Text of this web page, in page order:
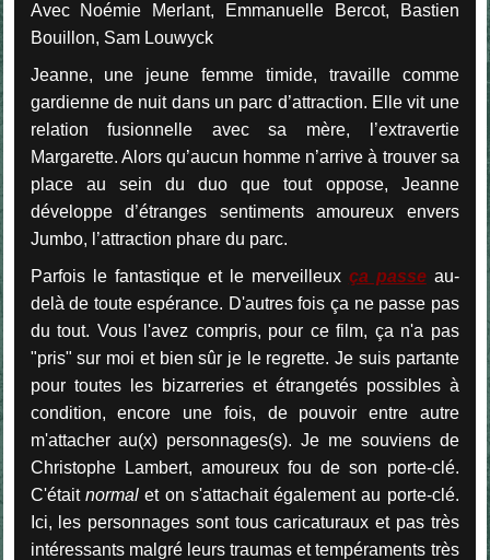
Avec Noémie Merlant, Emmanuelle Bercot, Bastien
Bouillon, Sam Louwyck
Jeanne, une jeune femme timide, travaille comme
gardienne de nuit dans un parc d’attraction. Elle vit une
relation fusionnelle avec sa mère, l’extravertie
Margarette. Alors qu’aucun homme n’arrive à trouver sa
place au sein du duo que tout oppose, Jeanne
développe d’étranges sentiments amoureux envers
Jumbo, l’attraction phare du parc.
Parfois le fantastique et le merveilleux ça passeau-
delà de toute espérance. D'autres fois ça ne passe pas
du tout. Vous l'avez compris, pour ce film, ça n'a pas
"pris" sur moi et bien sûr je le regrette. Je suis partante
pour toutes les bizarreries et étrangetés possibles à
condition, encore une fois, de pouvoir entre autre
m'attacher au(x) personnages(s). Je me souviens de
Christophe Lambert, amoureux fou de son porte-clé.
C'était normalet on s'attachait également au porte-clé.
Ici, les personnages sont tous caricaturaux et pas très
intéressants malgré leurs traumas et tempéraments très